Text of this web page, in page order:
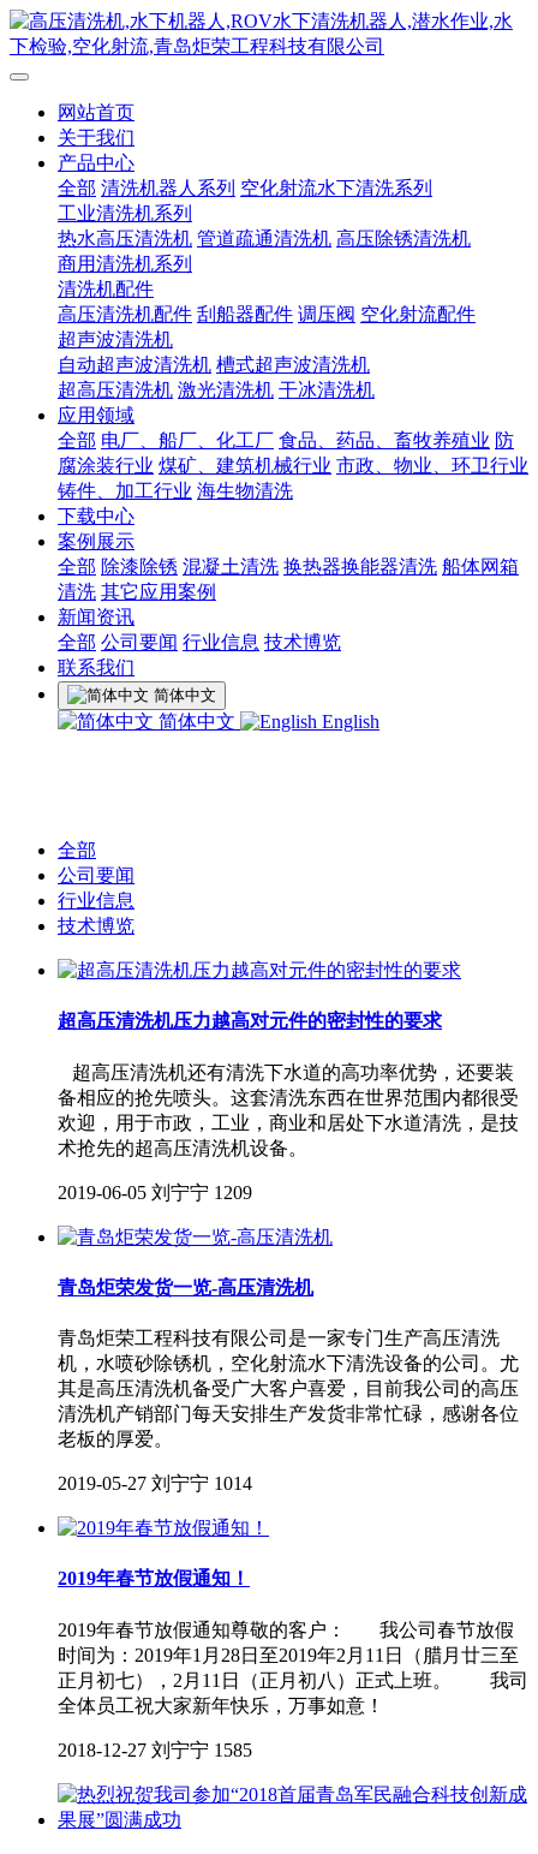
网站首页
关于我们
产品中心
全部 清洗机器人系列 空化射流水下清洗系列
工业清洗机系列
热水高压清洗机 管道疏通清洗机 高压除锈清洗机
商用清洗机系列
清洗机配件
高压清洗机配件 刮船器配件 调压阀 空化射流配件
超声波清洗机
自动超声波清洗机 槽式超声波清洗机
超高压清洗机 激光清洗机 干冰清洗机
应用领域
全部 电厂、船厂、化工厂 食品、药品、畜牧养殖业 防
腐涂装行业 煤矿、建筑机械行业 市政、物业、环卫行业
铸件、加工行业 海生物清洗
下载中心
案例展示
全部 除漆除锈 混凝土清洗 换热器换能器清洗 船体网箱
清洗 其它应用案例
新闻资讯
全部 公司要闻 行业信息 技术博览
联系我们
简体中文
简体中文 English
全部
公司要闻
行业信息
技术博览
超高压清洗机压力越高对元件的密封性的要求
超高压清洗机还有清洗下水道的高功率优势，还要装
备相应的抢先喷头。这套清洗东西在世界范围内都很受
欢迎，用于市政，工业，商业和居处下水道清洗，是技
术抢先的超高压清洗机设备。
2019-06-05 刘宁宁 1209
青岛炬荣发货一览-高压清洗机
青岛炬荣工程科技有限公司是一家专门生产高压清洗
机，水喷砂除锈机，空化射流水下清洗设备的公司。尤
其是高压清洗机备受广大客户喜爱，目前我公司的高压
清洗机产销部门每天安排生产发货非常忙碌，感谢各位
老板的厚爱。
2019-05-27 刘宁宁 1014
2019年春节放假通知！
2019年春节放假通知尊敬的客户： 我公司春节放假
时间为：2019年1月28日至2019年2月11日（腊月廿三至
正月初七），2月11日（正月初八）正式上班。 我司
全体员工祝大家新年快乐，万事如意！
2018-12-27 刘宁宁 1585